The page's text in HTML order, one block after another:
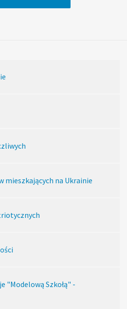
mieszkających na Ukrainie
"Modelową Szkołą" -